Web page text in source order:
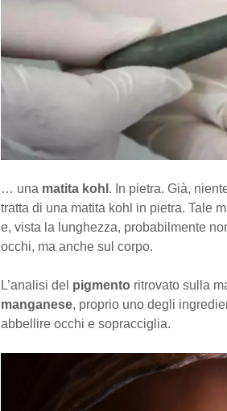
… una matita kohl . In pietra. Già,
tratta di una matita kohl in pietra. Tale
e, vista la lunghezza, probabilmente
occhi, ma anche sul corpo.
L’analisi del pigmento ritrovato sulla
manganese, proprio uno degli
abbellire occhi e sopracciglia.